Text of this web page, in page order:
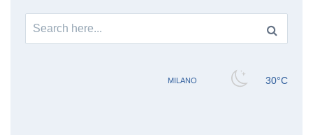
Search
for: